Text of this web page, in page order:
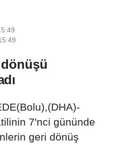
7'nci gününde
geri dönüş